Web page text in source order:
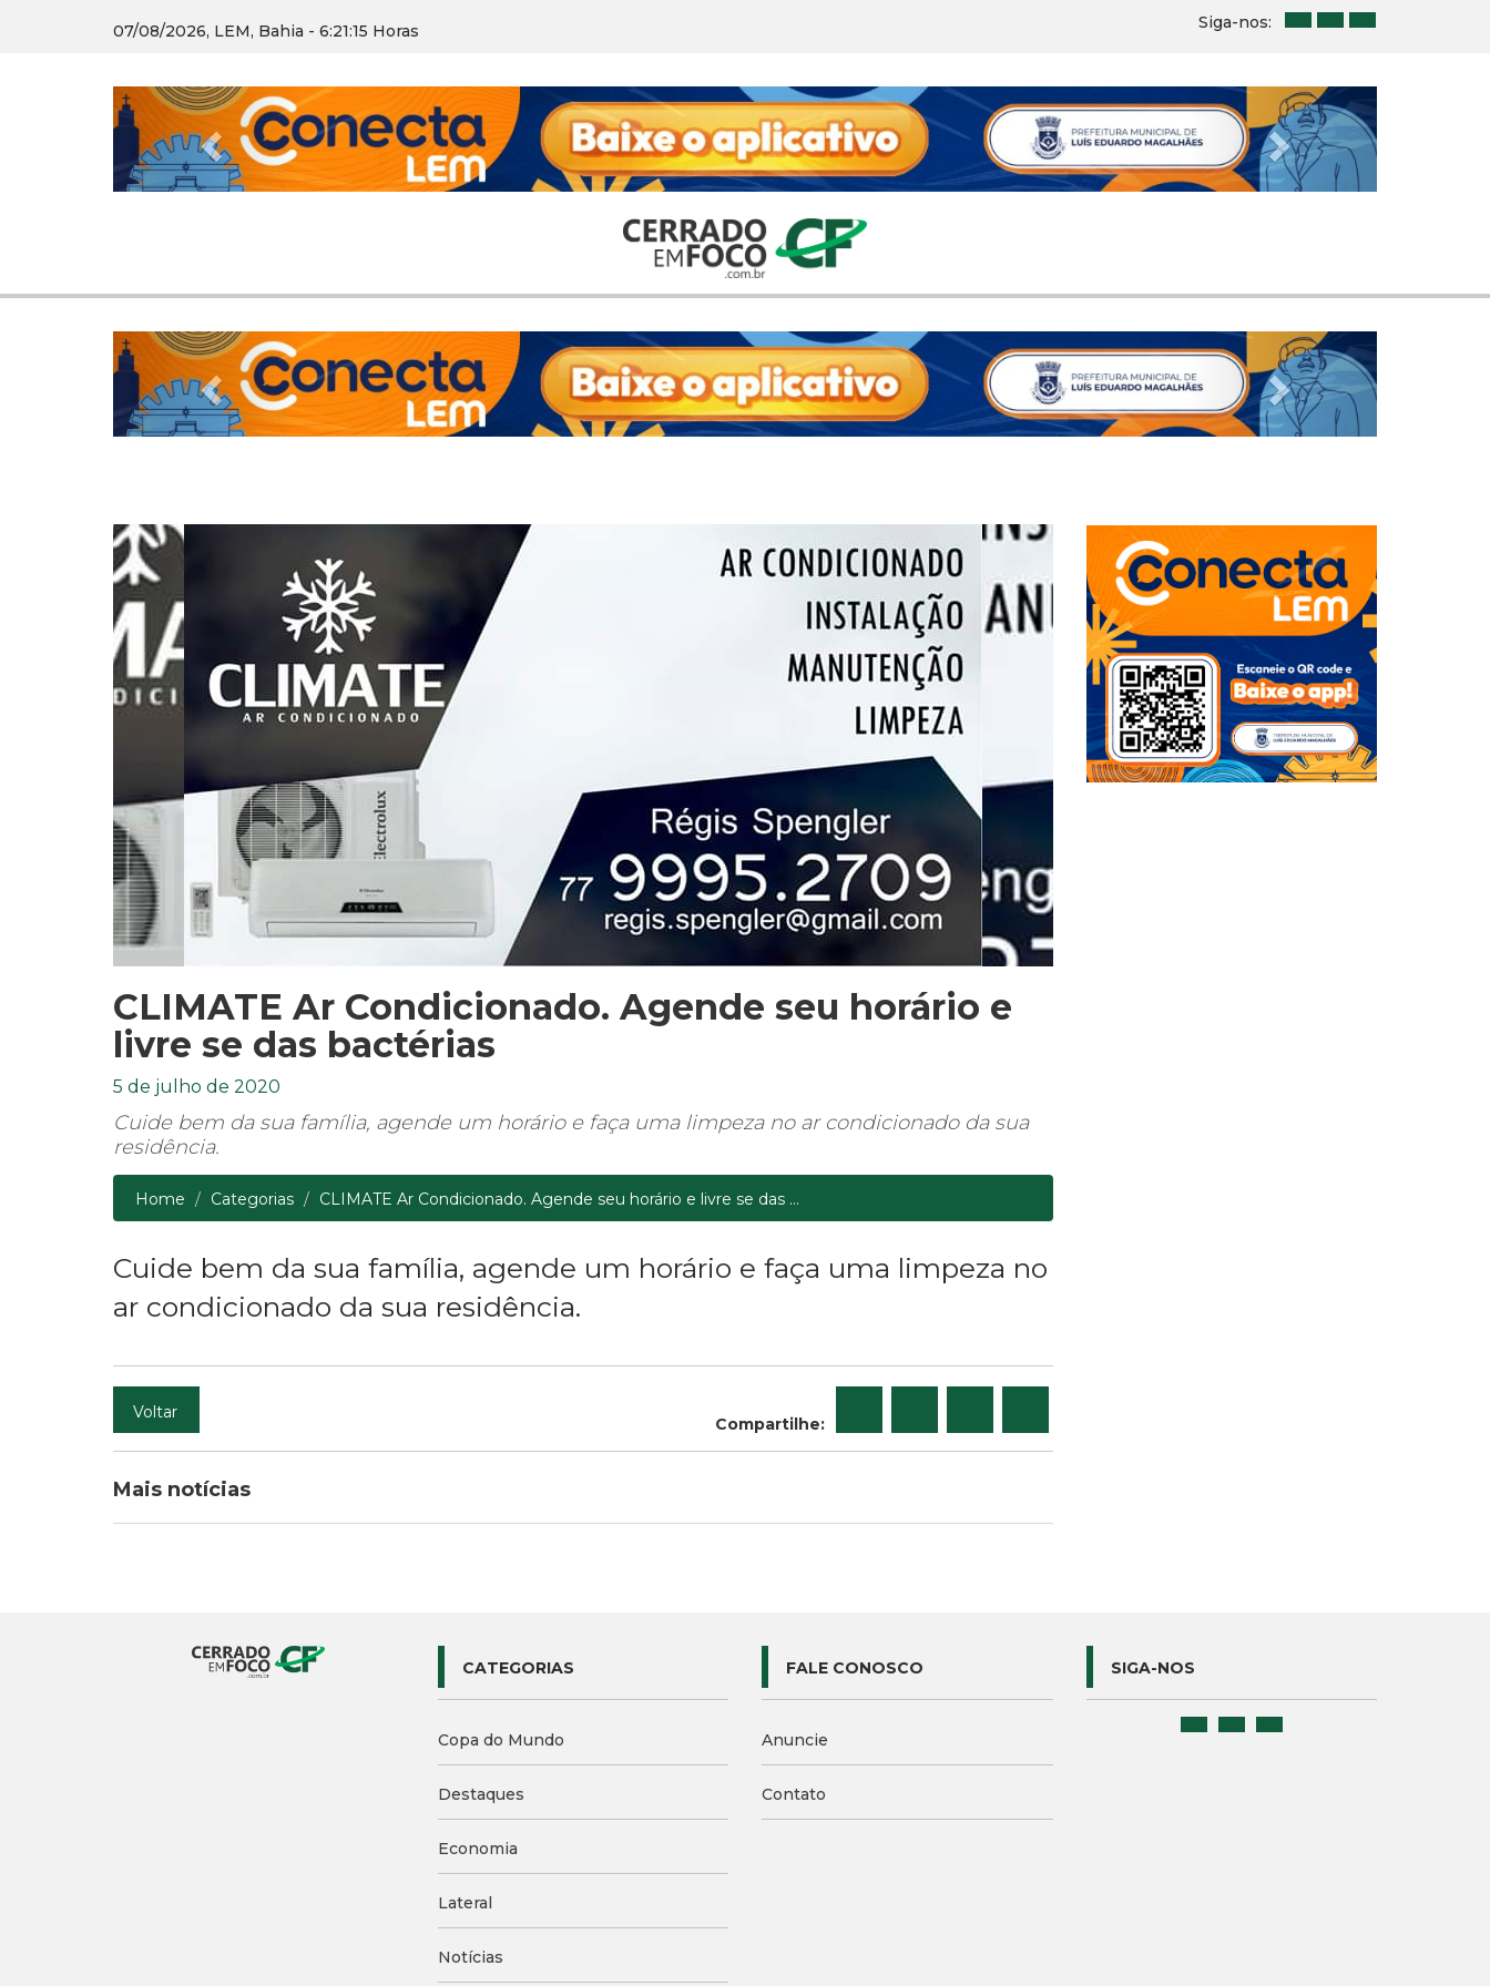
07/08/2026, LEM, Bahia - 6:21:15 Horas Siga-nos:
Previous Next
Previous Next
CLIMATE Ar Condicionado. Agende seu horário e
livre se das bactérias
5 de julho de 2020
Cuide bem da sua família, agende um horário e faça uma limpeza no ar condicionado da sua
residência.
Home Categorias CLIMATE Ar Condicionado. Agende seu horário e livre se das ...
Cuide bem da sua família, agende um horário e faça uma limpeza no
ar condicionado da sua residência.
Voltar
Compartilhe:
Mais notícias
CATEGORIAS
Copa do Mundo
Destaques
Economia
Lateral
Notícias
FALE CONOSCO
Anuncie
Contato
SIGA-NOS